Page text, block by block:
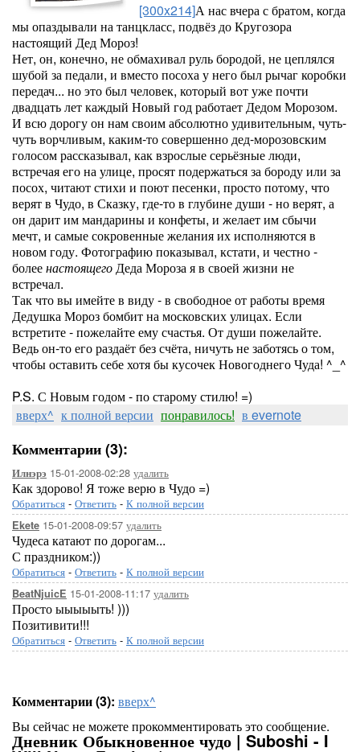
[300x214]А нас вчера с братом, когда
мы опаздывали на танцкласс, подвёз до Кругозора
настоящий Дед Мороз!
Нет, он, конечно, не обмахивал руль бородой, не цеплялся
шубой за педали, и вместо посоха у него был рычаг коробки
передач... но это был человек, который вот уже почти
двадцать лет каждый Новый год работает Дедом Морозом.
И всю дорогу он нам своим абсолютно удивительным, чуть-
чуть ворчливым, каким-то совершенно дед-морозовским
голосом рассказывал, как взрослые серьёзные люди,
встречая его на улице, просят подержаться за бороду или за
посох, читают стихи и поют песенки, просто потому, что
верят в Чудо, в Сказку, где-то в глубине души - но верят, а
он дарит им мандарины и конфеты, и желает им сбычи
мечт, и самые сокровенные желания их исполняются в
новом году. Фотографию показывал, кстати, и честно -
болеенастоящегоДеда Мороза я в своей жизни не
встречал.
Так что вы имейте в виду - в свободное от работы время
Дедушка Мороз бомбит на московских улицах. Если
встретите - пожелайте ему счастья. От души пожелайте.
Ведь он-то его раздаёт без счёта, ничуть не заботясь о том,
чтобы оставить себе хотя бы кусочек Новогоднего Чуда! ^_^
P.S. С Новым годом - по старому стилю! =)
вверх^ к полной версии понравилось! в evernote
Комментарии (3):
Илнэрэ 15-01-2008-02:28 удалить
Как здорово! Я тоже верю в Чудо =)
Обратиться - Ответить - К полной версии
Ekete 15-01-2008-09:57 удалить
Чудеса катают по дорогам...
С праздником:))
Обратиться - Ответить - К полной версии
BeatNjuicE 15-01-2008-11:17 удалить
Просто ыыыыыть! )))
Позитивити!!!
Обратиться - Ответить - К полной версии
Комментарии (3): вверх^
Вы сейчас не можете прокомментировать это сообщение.
Дневник Обыкновенное чудо | Suboshi - I